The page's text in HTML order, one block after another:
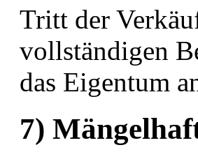
Tritt der
vollständigen
das Eigentum
7)